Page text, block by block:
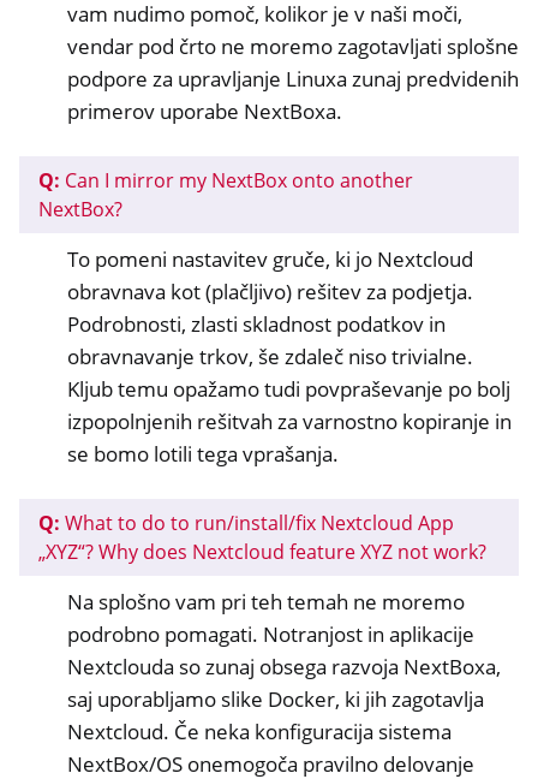
vam nudimo pomoč, kolikor je v naši moči,
vendar pod črto ne moremo zagotavljati splošne
podpore za upravljanje Linuxa zunaj predvidenih
primerov uporabe NextBoxa.
Q: Can I mirror my NextBox onto another
NextBox?
To pomeni nastavitev gruče, ki jo Nextcloud
obravnava kot (plačljivo) rešitev za podjetja.
Podrobnosti, zlasti skladnost podatkov in
obravnavanje trkov, še zdaleč niso trivialne.
Kljub temu opažamo tudi povpraševanje po bolj
izpopolnjenih rešitvah za varnostno kopiranje in
se bomo lotili tega vprašanja.
Q: What to do to run/install/fix Nextcloud App
„XYZ“? Why does Nextcloud feature XYZ not work?
Na splošno vam pri teh temah ne moremo
podrobno pomagati. Notranjost in aplikacije
Nextclouda so zunaj obsega razvoja NextBoxa,
saj uporabljamo slike Docker, ki jih zagotavlja
Nextcloud. Če neka konfiguracija sistema
NextBox/OS onemogoča pravilno delovanje